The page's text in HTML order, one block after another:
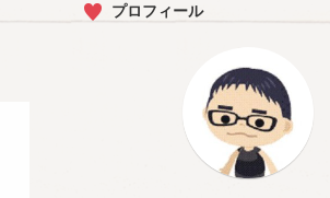
プロフィール